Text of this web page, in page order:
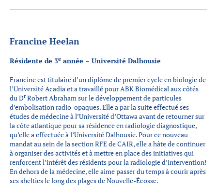
Francine Heelan
Résidente de 3e année – Université Dalhousie
Francine est titulaire d’un diplôme de premier cycle en biologie de
l’Université Acadia et a travaillé pour ABK Biomédical aux côtés
du Dr Robert Abraham sur le développement de particules
d’embolisation radio-opaques. Elle a par la suite effectué ses
études de médecine à l’Université d’Ottawa avant de retourner sur
la côte atlantique pour sa résidence en radiologie diagnostique,
qu’elle a effectuée à l’Université Dalhousie. Pour ce nouveau
mandat au sein de la section RFE de CAIR, elle a hâte de continuer
à organiser des activités et à mettre en place des initiatives qui
renforcent l’intérêt des résidents pour la radiologie d’intervention!
En dehors de la médecine, elle aime passer du temps à courir après
ses shelties le long des plages de Nouvelle-Écosse.